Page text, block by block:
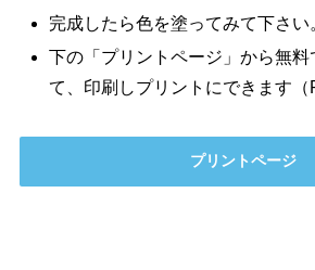
完成したら色を塗ってみて下さい
下の「プリントページ」から無料
て、印刷しプリントにできます（
プリントページ